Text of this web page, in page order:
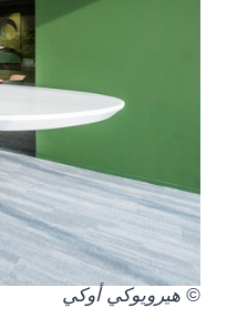
© هيرويوكي أوكي